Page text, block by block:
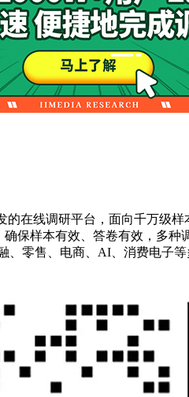
的在线调研平台，面向千万级
保样本有效、答卷有效，多
零售、电商、AI、消费电子等